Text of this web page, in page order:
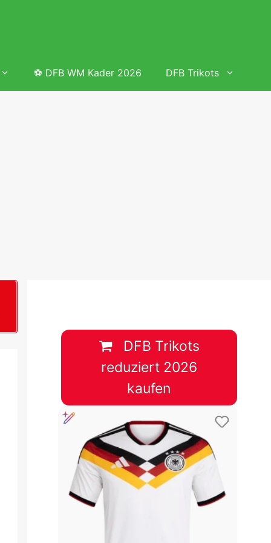
&
&
Tabelle
⚽ DFB WM Kader 2026 DFB Trikots
DFB Trikots
reduziert 2026
kaufen